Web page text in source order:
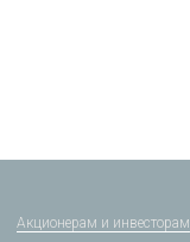
Акционерам и инвесторам